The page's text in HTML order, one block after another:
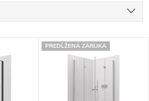
PREDĹŽENÁ ZÁRUKA